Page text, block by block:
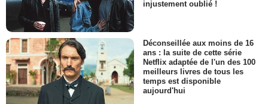
injustement oublié !
Déconseillée aux moins de 16
ans : la suite de cette série
Netflix adaptée de l'un des 100
meilleurs livres de tous les
temps est disponible
aujourd'hui